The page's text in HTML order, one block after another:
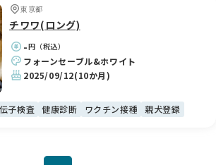
東京都
チワワ(ロング)
-円（税込）
フォーンセーブル&ホワイト
2025/09/12(10か月)
子検査 健康診断 ワクチン接種 親犬登録